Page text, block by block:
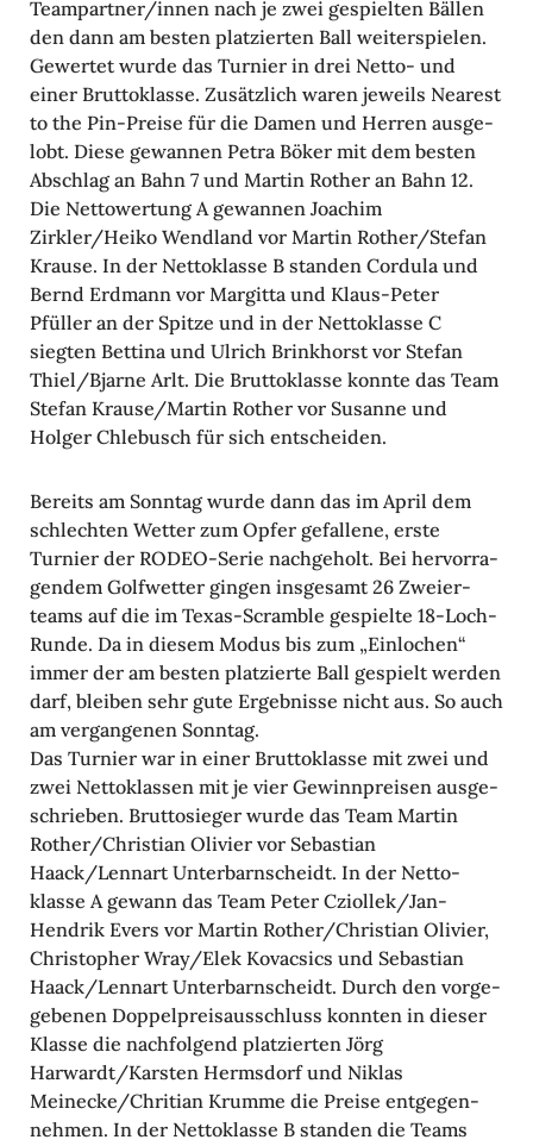
Teampartner/innen nach je zwei gespielten Bällen
den dann am besten plat­zierten Ball weiter­spielen.
Gewertet wurde das Turnier in drei Netto- und
einer Brut­to­klasse. Zusätz­lich waren jeweils Nearest
to the Pin-Preise für die Damen und Herren ausge­
lobt. Diese gewannen Petra Böker mit dem besten
Abschlag an Bahn 7 und Martin Rother an Bahn 12.
Die Netto­wer­tung A gewannen Joachim
Zirkler/Heiko Wend­land vor Martin Rother/Stefan
Krause. In der Netto­klasse B standen Cordula und
Bernd Erdmann vor Margitta und Klaus-Peter
Pfüller an der Spitze und in der Netto­klasse C
siegten Bettina und Ulrich Brink­horst vor Stefan
Thiel/Bjarne Arlt. Die Brut­to­klasse konnte das Team
Stefan Krause/Martin Rother vor Susanne und
Holger Chle­busch für sich entscheiden.
Bereits am Sonntag wurde dann das im April dem
schlechten Wetter zum Opfer gefal­lene, erste
Turnier der RODEO-Serie nach­ge­holt. Bei hervor­ra­
gendem Golf­wetter gingen insge­samt 26 Zwei­er­
teams auf die im Texas-Scramble gespielte 18-Loch-
Runde. Da in diesem Modus bis zum „Einlo­chen“
immer der am besten plat­zierte Ball gespielt werden
darf, bleiben sehr gute Ergeb­nisse nicht aus. So auch
am vergan­genen Sonntag.
Das Turnier war in einer Brut­to­klasse mit zwei und
zwei Netto­klassen mit je vier Gewinn­preisen ausge­
schrieben. Brut­to­sieger wurde das Team Martin
Rother/Christian Olivier vor Sebas­tian
Haack/Lennart Unter­barn­scheidt. In der Netto­
klasse A gewann das Team Peter Cziol­lek/Jan-
Hendrik Evers vor Martin Rother/Christian Olivier,
Chris­to­pher Wray/Elek Kovac­sics und Sebas­tian
Haack/Lennart Unter­barn­scheidt. Durch den vorge­
ge­benen Doppel­preis­aus­schluss konnten in dieser
Klasse die nach­fol­gend plat­zierten Jörg
Harwardt/Karsten Herms­dorf und Niklas
Meinecke/Chritian Krumme die Preise entge­gen­
nehmen. In der Netto­klasse B standen die Teams